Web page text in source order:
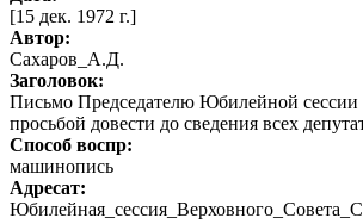
[15 дек. 1972 г.]
Автор:
Сахаров_А.Д.
Заголовок:
Письмо Председателю Юбилейной
просьбой довести до сведения всех
Способ воспр:
машинопись
Адресат: